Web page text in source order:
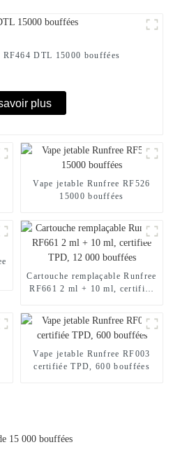
RF464 DTL 15000 bouffées
plus
Vape jetable Runfree RF526
15000 bouffées
Cartouche remplaçable Runfree
RF661 2 ml + 10 ml, certifiée
Vape jetable Runfree RF003
certifiée TPD, 600 bouffées